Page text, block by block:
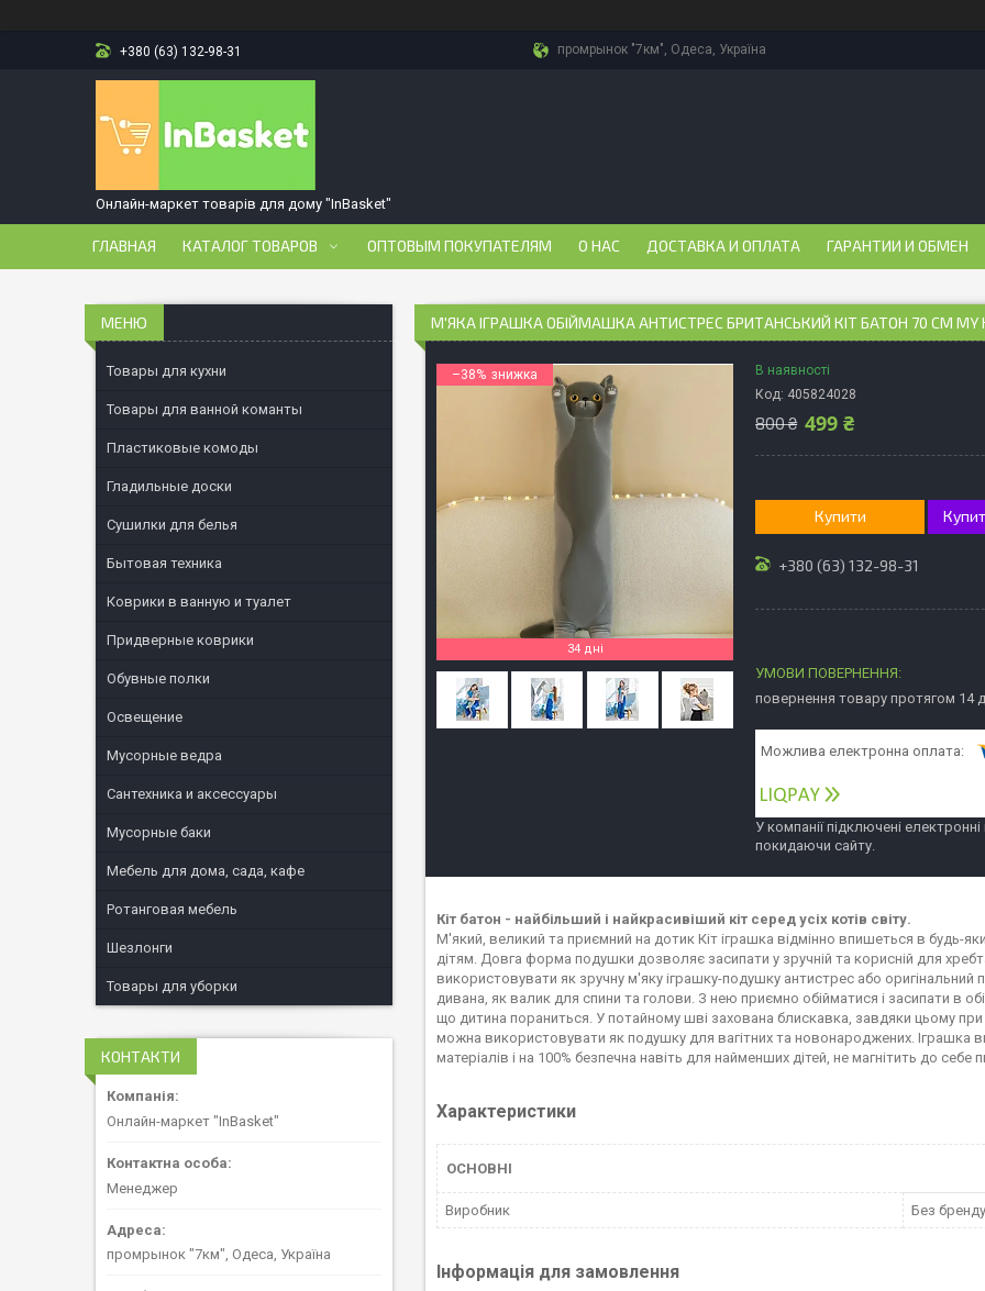
+380 (63) 132-98-31 промрынок "7км", Одеса, Україна
Онлайн-маркет товарів для дому "InBasket"
ГЛАВНАЯ КАТАЛОГ ТОВАРОВ ОПТОВЫМ ПОКУПАТЕЛЯМ О НАС ДОСТАВКА И ОПЛАТА ГАРАНТИИ И ОБМЕН
М'ЯКА ІГРАШКА ОБІЙМАШКА АНТИСТРЕС БРИТАНСЬКИЙ КІТ БАТОН 70 СМ MY
–38%
34 дні
В наявності
Код: 405824028
800 ₴ 499 ₴
Купити
+380 (63) 132-98-31
повернення товару протягом 14
У компанії підключені
покидаючи сайту.
Кіт батон - найбільший і найкрасивіший кіт серед усіх котів світу.
М'який, великий та приємний на дотик Кіт іграшка відмінно впишеться в будь-
дітям. Довга форма подушки дозволяє засипати у зручній та корисній для
використовувати як зручну м'яку іграшку-подушку антистрес або
дивана, як валик для спини та голови. З нею приємно обійматися і засипати в
що дитина пораниться. У потайному шві захована блискавка, завдяки цьому
можна використовувати як подушку для вагітних та новонароджених. Іграшка
матеріалів і на 100% безпечна навіть для найменших дітей, не магнітить до себе
Характеристики
ОСНОВНІ
Виробник Без бренду
Інформація для замовлення
Товары для кухни
Товары для ванной команты
Пластиковые комоды
Гладильные доски
Сушилки для белья
Бытовая техника
Коврики в ванную и туалет
Придверные коврики
Обувные полки
Освещение
Мусорные ведра
Сантехника и аксессуары
Мусорные баки
Мебель для дома, сада, кафе
Ротанговая мебель
Шезлонги
Товары для уборки
КОНТАКТИ
Онлайн-маркет "InBasket"
Менеджер
промрынок "7км", Одеса, Україна